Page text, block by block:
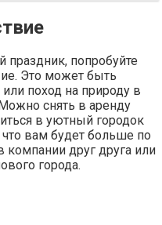
попробуйте
Это может быть
поход на природу в
снять в аренду
в уютный городок
вам будет больше по
компании друг друга или
города.